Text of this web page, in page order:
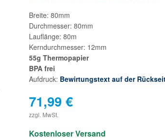
Breite: 80mm
Durchmesser: 80mm
Lauflänge: 80m
Kerndurchmesser: 12mm
55g Thermopapier
BPA frei
Aufdruck: Bewirtungstext auf der
71,99€
zzgl. MwSt.
Kostenloser Versand